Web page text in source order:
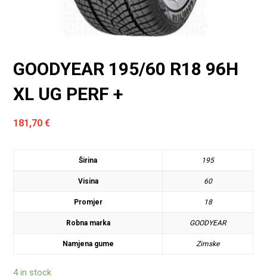
GOODYEAR 195/60 R18 96H
XL UG PERF +
181,70€
Širina 195
Visina 60
Promjer 18
Robna marka GOODYEAR
Namjena gume Zimske
4 in stock